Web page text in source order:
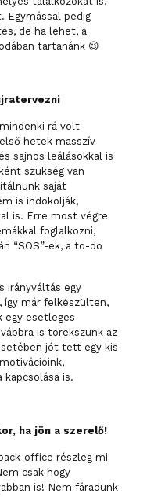
Egymással pedig
de ha lehet, a
tartanánk 😉
rá volt
hetek masszív
sajnos leálásokkal is
szükség van
saját
is indokolják,
is. Erre most végre
foglalkozni,
“SOS”-ek, a to-do
irányváltás egy
így már felkészülten,
egy esetleges
is törekszünk az
jót tett egy kis
kapcsolása is.
ha jön a szerelő!
office részleg mi
csak hogy
is! Nem fáradunk